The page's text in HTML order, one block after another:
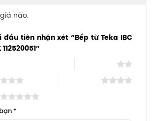
nào.
đầu tiên nhận xét “Bếp từ Teka IBC
112520051”
*